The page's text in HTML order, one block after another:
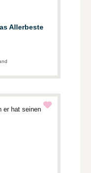
Allerbeste